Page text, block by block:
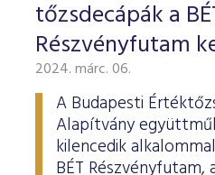
tőzsdecápák a
Részvényfutam
2024. márc. 06.
A Budapesti
Alapítvány
kilencedik
BÉT